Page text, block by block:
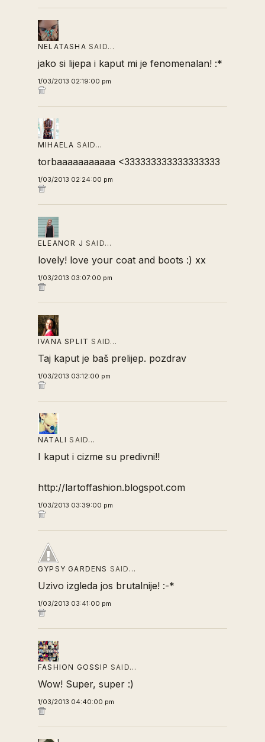
NELATASHA SAID…
jako si lijepa i kaput mi je fenomenalan! :*
1/03/2013 02:19:00 pm
MIHAELA SAID…
torbaaaaaaaaaaa <333333333333333333
1/03/2013 02:24:00 pm
ELEANOR J SAID…
lovely! love your coat and boots :) xx
1/03/2013 03:07:00 pm
IVANA SPLIT SAID…
Taj kaput je baš prelijep. pozdrav
1/03/2013 03:12:00 pm
NATALI SAID…
I kaput i cizme su predivni!!
http://lartoffashion.blogspot.com
1/03/2013 03:39:00 pm
GYPSY GARDENS SAID…
Uzivo izgleda jos brutalnije! :-*
1/03/2013 03:41:00 pm
FASHION GOSSIP SAID…
Wow! Super, super :)
1/03/2013 04:40:00 pm